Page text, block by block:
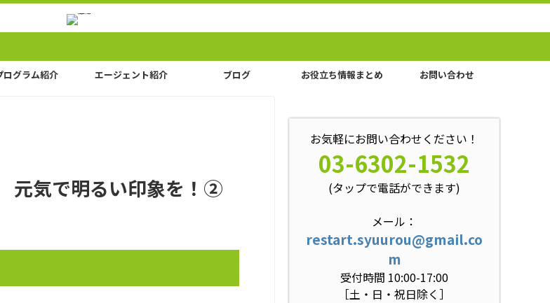
ログラム紹介 エージェント紹介 ブログ お役立ち情報まとめ お問い合わせ
元気で明るい印象を！②
お気軽にお問い合わせください！
03-6302-1532
(タップで電話ができます)
メール：
restart.syuurou@gmail.co
m
受付時間 10:00-17:00
［土・日・祝日除く］